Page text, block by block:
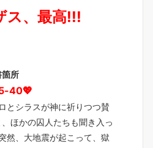
ス、最高!!!
箇所
40💖
とシラスが神に祈りつつ賛
ほかの囚人たちも聞き入っ
然、大地震が起こって、獄